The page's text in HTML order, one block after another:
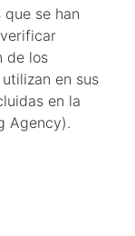
se han
de los
en sus
en la
Agency).